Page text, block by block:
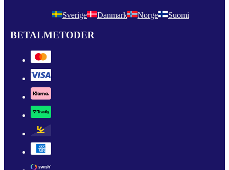
Sverige Danmark Norge Suomi
BETALMETODER